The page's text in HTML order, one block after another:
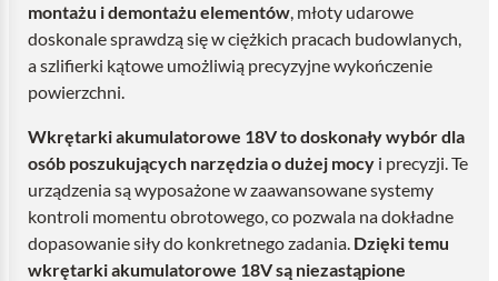
montażu i demontażu elementów, młoty udarowe
doskonale sprawdzą się w ciężkich pracach budowlanych,
a szlifierki kątowe umożliwią precyzyjne wykończenie
powierzchni.
Wkrętarki akumulatorowe 18V to doskonały wybór dla
osób poszukujących narzędzia o dużej mocy i precyzji. Te
urządzenia są wyposażone w zaawansowane systemy
kontroli momentu obrotowego, co pozwala na dokładne
dopasowanie siły do konkretnego zadania. Dzięki temu
wkrętarki akumulatorowe 18V są niezastąpione